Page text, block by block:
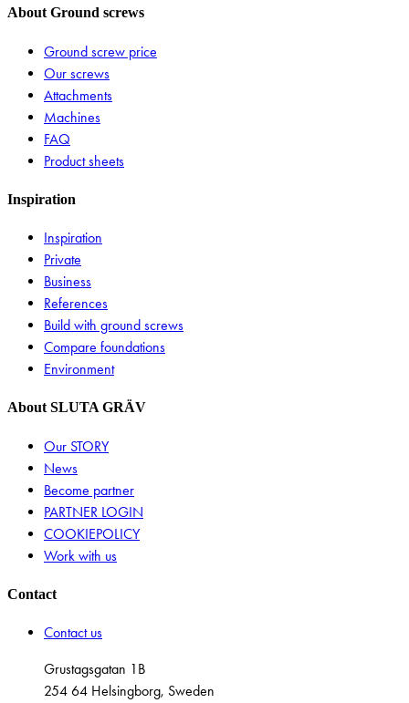
About Ground screws
Ground screw price
Our screws
Attachments
Machines
FAQ
Product sheets
Inspiration
Inspiration
Private
Business
References
Build with ground screws
Compare foundations
Environment
About SLUTA GRÄV
Our STORY
News
Become partner
PARTNER LOGIN
COOKIEPOLICY
Work with us
Contact
Contact us
Grustagsgatan 1B
254 64 Helsingborg, Sweden